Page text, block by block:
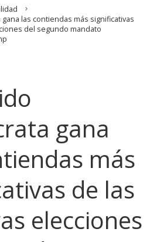
las contiendas más significativas
del segundo mandato
gana
más
de las
elecciones